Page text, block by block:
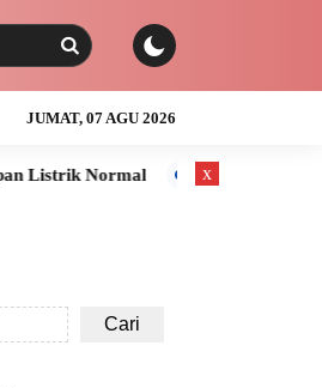
JUMAT, 07 AGU 2026
Anak Usia 3 Tahun Tewas
Cari
x